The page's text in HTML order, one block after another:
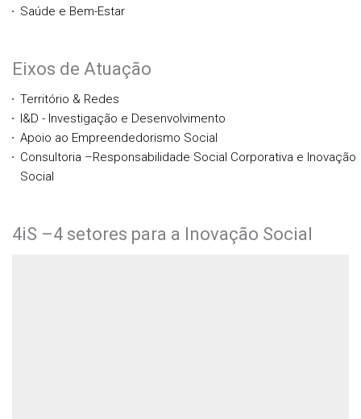
Saúde e Bem-Estar
Eixos de Atuação
Território & Redes
I&D - Investigação e Desenvolvimento
Apoio ao Empreendedorismo Social
Consultoria –Responsabilidade Social Corporativa e Inovação
Social
4iS –4 setores para a Inovação Social